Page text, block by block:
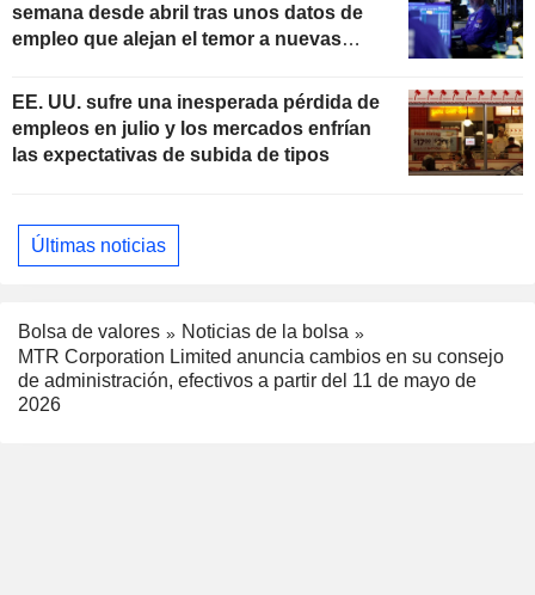
semana desde abril tras unos datos de
empleo que alejan el temor a nuevas
EE. UU. sufre una inesperada pérdida de
empleos en julio y los mercados enfrían
las expectativas de subida de tipos
Últimas noticias
Bolsa de valores
Noticias de la bolsa
MTR Corporation Limited anuncia cambios en su consejo
de administración, efectivos a partir del 11 de mayo de
2026